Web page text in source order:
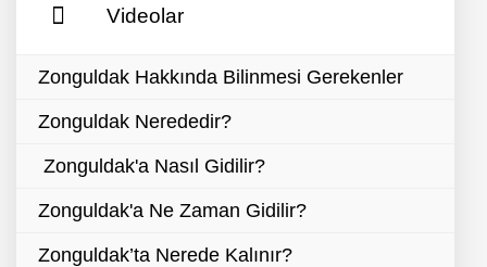
Videolar
Zonguldak Hakkında Bilinmesi Gerekenler
Zonguldak Nerededir?
Zonguldak'a Nasıl Gidilir?
Zonguldak'a Ne Zaman Gidilir?
Zonguldak’ta Nerede Kalınır?